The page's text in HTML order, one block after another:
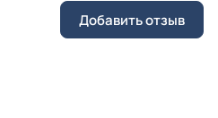
Добавить отзыв